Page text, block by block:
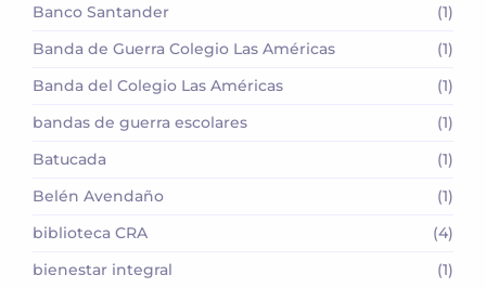
Banco Santander
(1)
Banda de Guerra Colegio Las Américas
(1)
Banda del Colegio Las Américas
(1)
bandas de guerra escolares
(1)
Batucada
(1)
Belén Avendaño
(1)
biblioteca CRA
(4)
bienestar integral
(1)